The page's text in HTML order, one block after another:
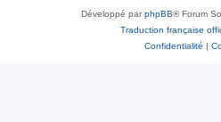
Développé parphpBB® Forum
Traduction française
Confidentialité |